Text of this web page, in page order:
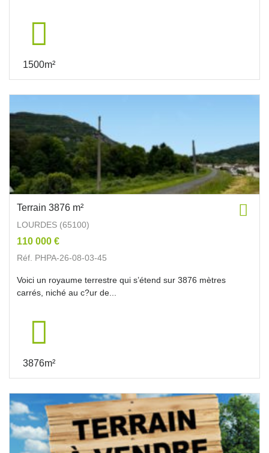
1500m²
Terrain 3876 m²
LOURDES (65100)
110 000 €
Réf. PHPA-26-08-03-45
Voici un royaume terrestre qui s’étend sur 3876 mètres
carrés, niché au c?ur de...
3876m²